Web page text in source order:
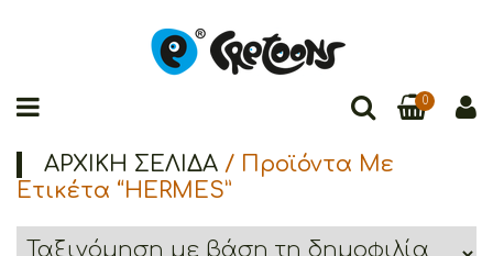
0
ΑΡΧΙΚΉ ΣΕΛΊΔΑ / Προϊόντα Με
Ετικέτα “HERMES”